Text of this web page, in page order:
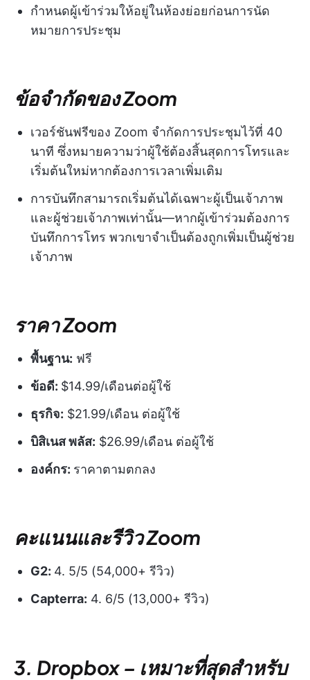
กำหนดผู้เข้าร่วมให้อยู่ในห้องย่อยก่อนการนัด
หมายการประชุม
ข้อจำกัดของ Zoom
เวอร์ชันฟรีของ Zoom จำกัดการประชุมไว้ที่ 40
นาที ซึ่งหมายความว่าผู้ใช้ต้องสิ้นสุดการโทรและ
เริ่มต้นใหม่หากต้องการเวลาเพิ่มเติม
การบันทึกสามารถเริ่มต้นได้เฉพาะผู้เป็นเจ้าภาพ
และผู้ช่วยเจ้าภาพเท่านั้น—หากผู้เข้าร่วมต้องการ
บันทึกการโทร พวกเขาจำเป็นต้องถูกเพิ่มเป็นผู้ช่วย
เจ้าภาพ
ราคา Zoom
พื้นฐาน: ฟรี
ข้อดี: $14.99/เดือนต่อผู้ใช้
ธุรกิจ: $21.99/เดือน ต่อผู้ใช้
บิสิเนส พลัส: $26.99/เดือน ต่อผู้ใช้
องค์กร: ราคาตามตกลง
คะแนนและรีวิว Zoom
G2: 4. 5/5 (54,000+ รีวิว)
Capterra: 4. 6/5 (13,000+ รีวิว)
3. Dropbox – เหมาะที่สุดสำหรับ